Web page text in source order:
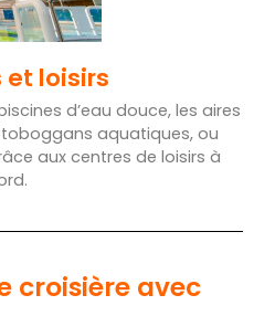
et loisirs
d’eau douce, les aires
aquatiques, ou
aux centres de loisirs à
croisière avec